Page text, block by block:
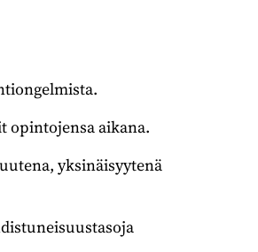
opintojensa aikana.
yksinäisyytenä